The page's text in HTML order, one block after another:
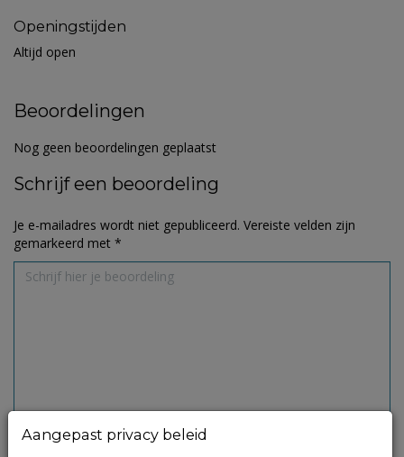
Openingstijden
Altijd open
Beoordelingen
Nog geen beoordelingen geplaatst
Schrijf een beoordeling
Je e-mailadres wordt niet gepubliceerd. Vereiste velden zijn
gemarkeerd met *
Aangepast privacy beleid